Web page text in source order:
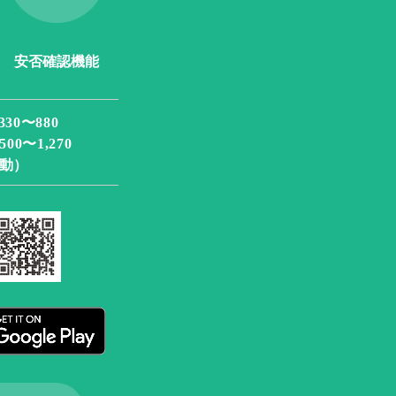
安否確認機能
〜880
〜1,270
）